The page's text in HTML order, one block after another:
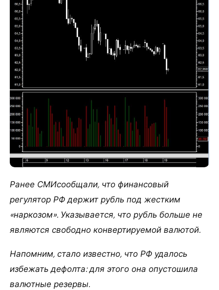
Ранее СМИсообщали, что финансовый
регулятор РФ держит рубль под жестким
«наркозом». Указывается, что рубль больше не
являются свободно конвертируемой валютой.
Напомним, стало известно, что РФ удалось
избежать дефолта: для этого она опустошила
валютные резервы.